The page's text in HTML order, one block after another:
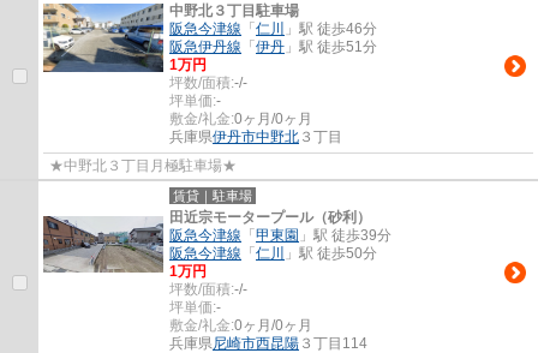
中野北３丁目駐車場
阪急今津線 「 仁川
」駅 徒歩46分
阪急伊丹線 「 伊丹 」駅 徒歩51分
1万円
坪数/面積:-/-
坪単価:-
敷金/礼金:0ヶ月/0ヶ月
兵庫県伊丹市中野北 ３丁目
★中野北３丁目月極駐車場★
賃貸｜駐車場
田近宗モータープール（砂利）
阪急今津線 「 甲東園 」駅 徒歩39分
阪急今津線 「 仁川
」駅 徒歩50分
1万円
坪数/面積:-/-
坪単価:-
敷金/礼金:0ヶ月/0ヶ月
兵庫県尼崎市西昆陽 ３丁目114